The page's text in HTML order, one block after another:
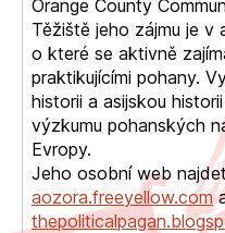
Orange County
Těžiště jeho zájmu je v
o které se aktivně
praktikujícími pohany.
historii a asijskou
výzkumu pohanských
Evropy.
Jeho osobní web
aozora.freeyellow.com